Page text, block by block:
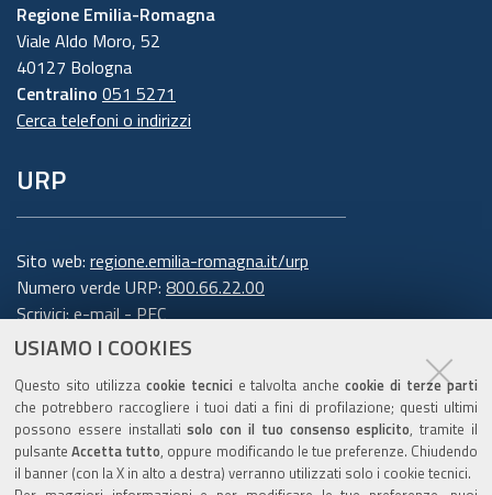
USIAMO I COOKIES
Questo sito utilizza cookie tecnici e talvolta anchecookie di terze parti
che potrebbero raccogliere i tuoi dati a fini di profilazione; questi ultimi
possono essere installatisolo con il tuo consenso esplicito, tramite il
pulsanteAccetta tutto, oppure modificando le tue preferenze. Chiudendo
il banner (con la X in alto a destra) verranno utilizzati solo i cookie tecnici.
Regione Emilia-Romagna
Viale Aldo Moro, 52
40127 Bologna
Centralino 051 5271
Cerca telefoni o indirizzi
URP
Sito web: regione.emilia-romagna.it/urp
Numero verde URP: 800.66.22.00
Scrivici:e-mail-PEC
Trasparenza
Amministrazione trasparente
Note legali e copyright